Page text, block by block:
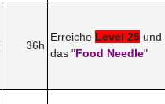
36h
Erreiche Level 25 und
das "Food Needle"